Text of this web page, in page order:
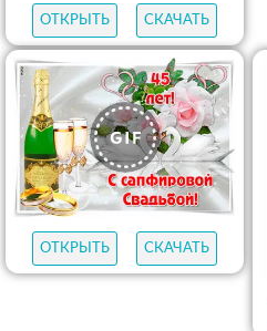
ОТКРЫТЬ СКАЧАТЬ
ОТКРЫТЬ СКАЧАТЬ